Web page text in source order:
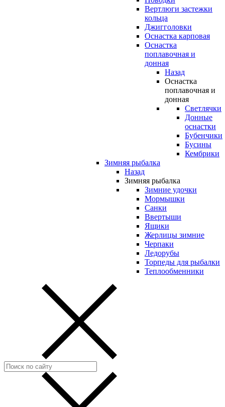
Вертлюги застежки
кольца
Джигголовки
Оснастка карповая
Оснастка
поплавочная и
донная
Назад
Оснастка
поплавочная и
донная
Светлячки
Донные
оснастки
Бубенчики
Бусины
Кембрики
Зимняя рыбалка
Назад
Зимняя рыбалка
Зимние удочки
Мормышки
Санки
Ввертыши
Ящики
Жерлицы зимние
Черпаки
Ледорубы
Торпеды для рыбалки
Теплообменники